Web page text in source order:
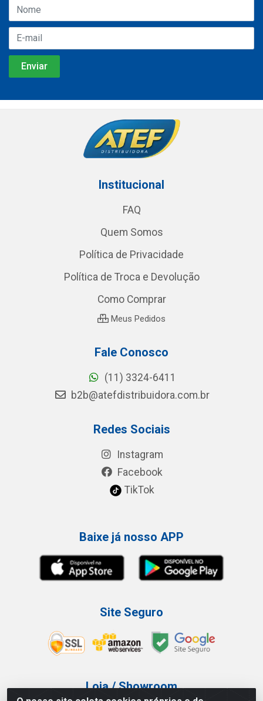
Institucional
FAQ
Quem Somos
Política de Privacidade
Política de Troca e Devolução
Como Comprar
Meus Pedidos
Fale Conosco
(11) 3324-6411
b2b@atefdistribuidora.com.br
Redes Sociais
Instagram
Facebook
TikTok
Baixe já nosso APP
Site Seguro
Loja / Showroom